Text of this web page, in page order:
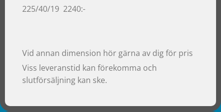
225/40/19 2240:-
Vid annan dimension hör gärna av dig för pris
Viss leveranstid kan förekomma och
slutförsäljning kan ske.